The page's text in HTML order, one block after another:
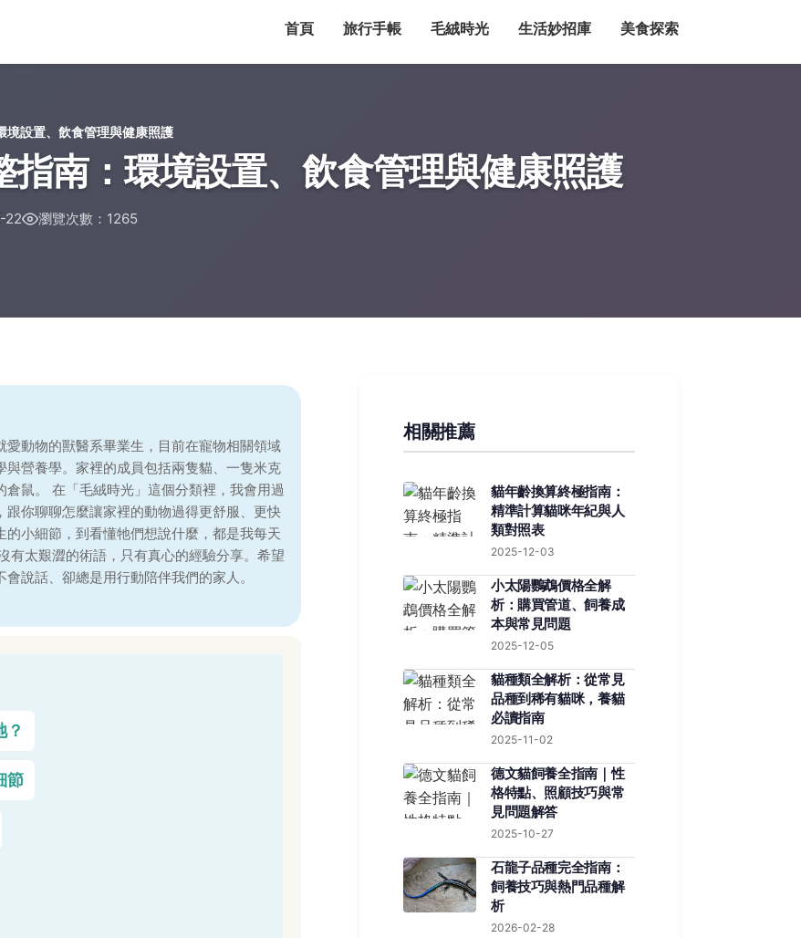
首頁 旅行手帳 毛絨時光 生活妙招庫 美食探索
境設置、飲食管理與健康照護
指南：環境設置、飲食管理與健康照護
22 瀏覽次數：1265
愛動物的獸醫系畢業生，目前在寵物相關領域
與營養學。家裡的成員包括兩隻貓、一隻米克
鼠。 在「毛絨時光」這個分類裡，我會用過
跟你聊聊怎麼讓家裡的動物過得更舒服、更快
的小細節，到看懂牠們想說什麼，都是我每天
有太艱澀的術語，只有真心的經驗分享。希望
說話、卻總是用行動陪伴我們的家人。
？
節
相關推薦
貓年齡換算終極指南：
精準計算貓咪年紀與人
類對照表
2025-12-03
小太陽鸚鵡價格全解
析：購買管道、飼養成
本與常見問題
2025-12-05
貓種類全解析：從常見
品種到稀有貓咪，養貓
必讀指南
2025-11-02
德文貓飼養全指南｜性
格特點、照顧技巧與常
見問題解答
2025-10-27
石龍子品種完全指南：
飼養技巧與熱門品種解
析
2026-02-28